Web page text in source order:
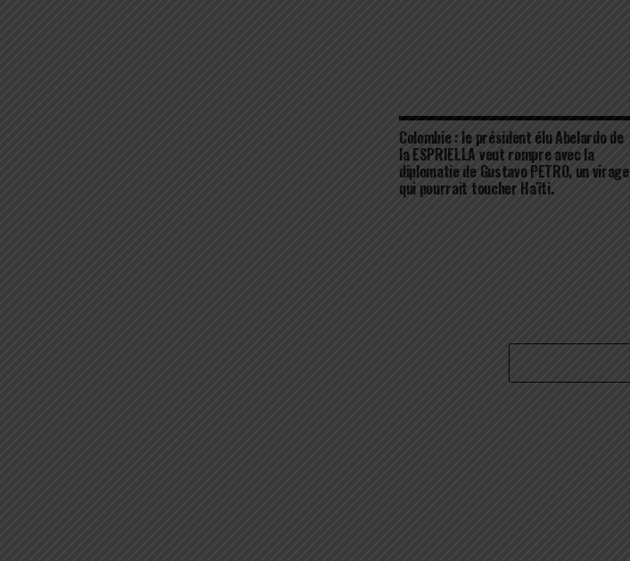
Colombie : le président élu Abelardo de
la ESPRIELLA veut rompre avec la
diplomatie de Gustavo PETRO, un virage
qui pourrait toucher Haïti.